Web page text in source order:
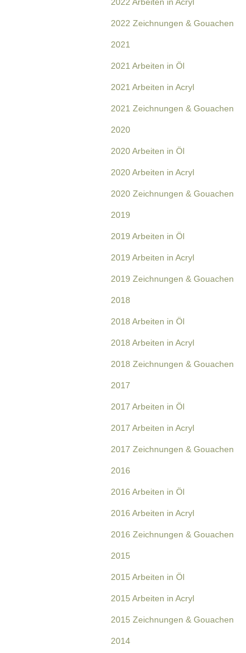
2022 Zeichnungen & Gouachen
2021
2021 Arbeiten in Öl
2021 Arbeiten in Acryl
2021 Zeichnungen & Gouachen
2020
2020 Arbeiten in Öl
2020 Arbeiten in Acryl
2020 Zeichnungen & Gouachen
2019
2019 Arbeiten in Öl
2019 Arbeiten in Acryl
2019 Zeichnungen & Gouachen
2018
2018 Arbeiten in Öl
2018 Arbeiten in Acryl
2018 Zeichnungen & Gouachen
2017
2017 Arbeiten in Öl
2017 Arbeiten in Acryl
2017 Zeichnungen & Gouachen
2016
2016 Arbeiten in Öl
2016 Arbeiten in Acryl
2016 Zeichnungen & Gouachen
2015
2015 Arbeiten in Öl
2015 Arbeiten in Acryl
2015 Zeichnungen & Gouachen
2014